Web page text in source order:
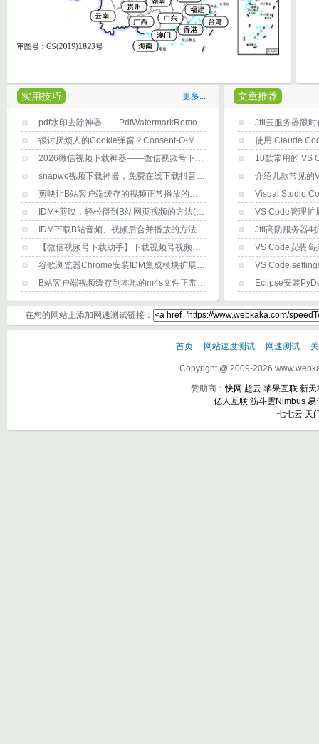
实用技巧 更多...
pdf水印去除神器——PdfWatermarkRemoval，推荐！
很讨厌烦人的Cookie弹窗？Consent-O-Matic浏览器扩展帮你消除烦恼
2026微信视频下载神器——微信视频号下载工具2.6(下载及使用方法)
snapwc视频下载神器，免费在线下载抖音/B站/youtube/x(推特)等任何网站视频？
剪映让B站客户端缓存的视频正常播放的方法(详细图文)
IDM+剪映，轻松得到B站网页视频的方法(详细图文)
IDM下载B站音频、视频后合并播放的方法(详细图文)
【微信视频号下载助手】下载视频号视频的方法-PC版
谷歌浏览器Chrome安装IDM集成模块扩展程序的方法
B站客户端视频缓存到本地的m4s文件正常打开播放方法
文章推荐
使用 Claude
10款常用的 VS
Visual Studio
VS Code
在您的网站上添加网速测试链接：
首页 网站速度测试 网速测试
Copyright @ 2009-2026
赞助商：快网 超云 苹果互联 新天
亿人互联 筋斗雲Nimbus 易
七七云 天